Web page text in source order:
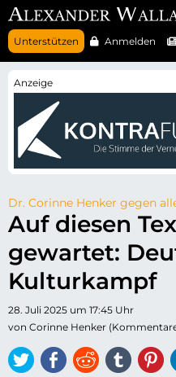
N
a
v
r
p
r
n
g
Unterstützen Anmelden
Dr. Corinne Henker gegen
Auf diesen
gewartet:
Kulturkampf
28. Juli 2025 um 17:45 Uhr
von Corinne Henker
TwitterFacebook
Reddit